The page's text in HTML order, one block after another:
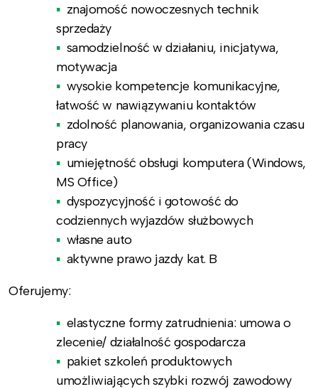
znajomość nowoczesnych technik
sprzedaży
samodzielność w działaniu, inicjatywa,
motywacja
wysokie kompetencje komunikacyjne,
łatwość w nawiązywaniu kontaktów
zdolność planowania, organizowania czasu
pracy
umiejętność obsługi komputera (Windows,
MS Office)
dyspozycyjność i gotowość do
codziennych wyjazdów służbowych
własne auto
aktywne prawo jazdy kat. B
Oferujemy:
elastyczne formy zatrudnienia: umowa o
zlecenie/ działalność gospodarcza
pakiet szkoleń produktowych
umożliwiających szybki rozwój zawodowy